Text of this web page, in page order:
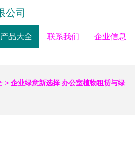
公司
产品大全 联系我们 企业信息
> 企业绿意新选择 办公室植物租赁与绿